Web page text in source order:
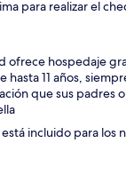
para realizar el
ofrece hospedaje
hasta 11 años,
que sus padres
incluido para los